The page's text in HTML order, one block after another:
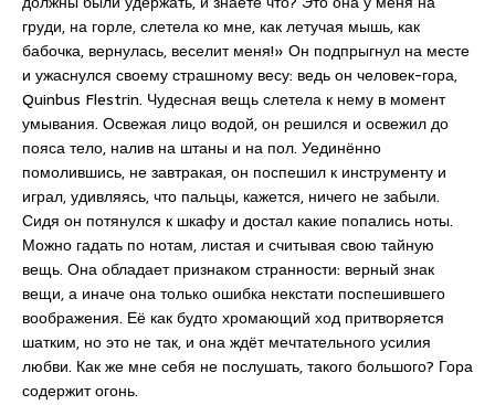
груди, на горле, слетела ко мне, как летучая мышь, как
бабочка, вернулась, веселит меня!» Он подпрыгнул на месте
и ужаснулся своему страшному весу: ведь он человек-гора,
Quinbus Flestrin. Чудесная вещь слетела к нему в момент
умывания. Освежая лицо водой, он решился и освежил до
пояса тело, налив на штаны и на пол. Уединённо
помолившись, не завтракая, он поспешил к инструменту и
играл, удивляясь, что пальцы, кажется, ничего не забыли.
Сидя он потянулся к шкафу и достал какие попались ноты.
Можно гадать по нотам, листая и считывая свою тайную
вещь. Она обладает признаком странности: верный знак
вещи, а иначе она только ошибка некстати поспешившего
воображения. Её как будто хромающий ход притворяется
шатким, но это не так, и она ждёт мечтательного усилия
любви. Как же мне себя не послушать, такого большого? Гора
содержит огонь.